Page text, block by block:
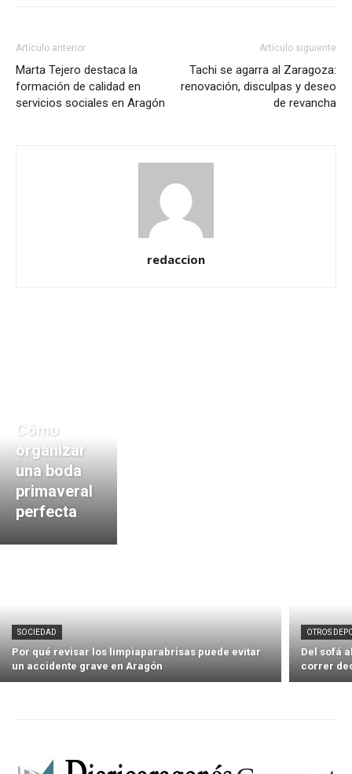
Artículo anterior
Marta Tejero destaca la
formación de calidad en
servicios sociales en Aragón
Artículo siguiente
Tachi se agarra al Zaragoza:
renovación, disculpas y deseo
de revancha
redaccion
Cómo
organizar
una boda
primaveral
perfecta
SOCIEDAD
Por qué revisar los limpiaparabrisas puede evitar
un accidente grave en Aragón
OTROS
Del sofá
correr